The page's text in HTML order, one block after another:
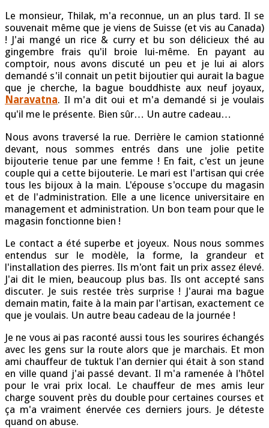
Le monsieur, Thilak, m'a reconnue, un an plus tard. Il se
souvenait même que je viens de Suisse (et vis au Canada)
! J'ai mangé un rice & curry et bu son délicieux thé au
gingembre frais qu'il broie lui-même. En payant au
comptoir, nous avons discuté un peu et je lui ai alors
demandé s'il connait un petit bijoutier qui aurait la bague
que je cherche, la bague bouddhiste aux neuf joyaux,
Naravatna. Il m'a dit oui et m'a demandé si je voulais
qu'il me le présente. Bien sûr… Un autre cadeau…
Nous avons traversé la rue. Derrière le camion stationné
devant, nous sommes entrés dans une jolie petite
bijouterie tenue par une femme ! En fait, c'est un jeune
couple qui a cette bijouterie. Le mari est l'artisan qui crée
tous les bijoux à la main. L'épouse s'occupe du magasin
et de l'administration. Elle a une licence universitaire en
management et administration. Un bon team pour que le
magasin fonctionne bien !
Le contact a été superbe et joyeux. Nous nous sommes
entendus sur le modèle, la forme, la grandeur et
l'installation des pierres. Ils m'ont fait un prix assez élevé.
J'ai dit le mien, beaucoup plus bas. Ils ont accepté sans
discuter. Je suis restée très surprise ! J'aurai ma bague
demain matin, faite à la main par l'artisan, exactement ce
que je voulais. Un autre beau cadeau de la journée !
Je ne vous ai pas raconté aussi tous les sourires échangés
avec les gens sur la route alors que je marchais. Et mon
ami chauffeur de tuktuk l'an dernier qui était à son stand
en ville quand j'ai passé devant. Il m'a ramenée à l'hôtel
pour le vrai prix local. Le chauffeur de mes amis leur
charge souvent près du double pour certaines courses et
ça m'a vraiment énervée ces derniers jours. Je déteste
quand on abuse.